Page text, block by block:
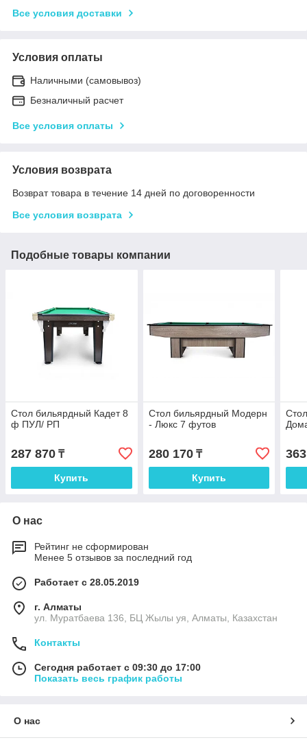
Все условия доставки
Условия оплаты
Наличными (самовывоз)
Безналичный расчет
Все условия оплаты
Условия возврата
Возврат товара в течение 14 дней по договоренности
Все условия возврата
Подобные товары компании
Стол бильярдный Кадет 8
ф ПУЛ/ РП
287 870 ₸
Купить
Стол бильярдный Модерн
- Люкс 7 футов
280 170₸
Купить
О нас
Рейтинг не сформирован
Менее 5 отзывов за последний год
Работает с 28.05.2019
г. Алматы
ул. Муратбаева 136, БЦ Жылы уя, Алматы, Казахстан
Контакты
Сегодня работает с 09:30 до 17:00
Показать весь график работы
О нас